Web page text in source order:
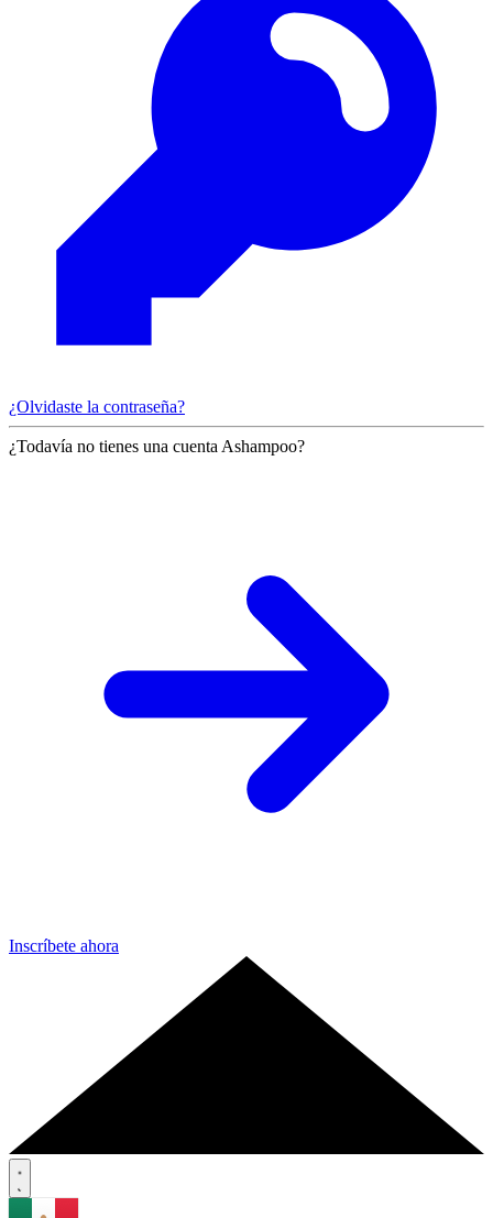
¿Olvidaste la contraseña?
¿Todavía no tienes una cuenta Ashampoo?
Inscríbete ahora